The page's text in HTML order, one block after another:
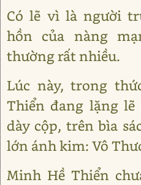
Có lẽ vì là người
hồn của nàng
thường rất nhiều.
Lúc này, trong
Thiển đang lặng
dày cộp, trên bìa
lớn ánh kim: Vô
Minh Hề Thiển